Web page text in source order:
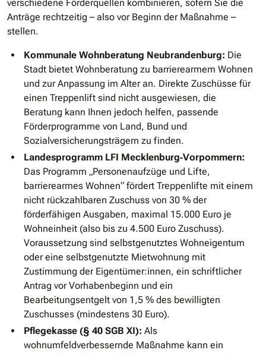
verschiedene Förderquellen kombinieren, sofern Sie die
Anträge rechtzeitig – also vor Beginn der Maßnahme –
stellen.
Kommunale Wohnberatung Neubrandenburg: Die
Stadt bietet Wohnberatung zu barrierearmem Wohnen
und zur Anpassung im Alter an. Direkte Zuschüsse für
einen Treppenlift sind nicht ausgewiesen, die
Beratung kann Ihnen jedoch helfen, passende
Förderprogramme von Land, Bund und
Sozialversicherungsträgern zu finden.
Landesprogramm LFI Mecklenburg‐Vorpommern:
Das Programm „Personenaufzüge und Lifte,
barrierearmes Wohnen“ fördert Treppenlifte mit einem
nicht rückzahlbaren Zuschuss von 30 % der
förderfähigen Ausgaben, maximal 15.000 Euro je
Wohneinheit (also bis zu 4.500 Euro Zuschuss).
Voraussetzung sind selbstgenutztes Wohneigentum
oder eine selbstgenutzte Mietwohnung mit
Zustimmung der Eigentümer:innen, ein schriftlicher
Antrag vor Vorhabenbeginn und ein
Bearbeitungsentgelt von 1,5 % des bewilligten
Zuschusses (mindestens 30 Euro).
Pflegekasse (§ 40 SGB XI): Als
wohnumfeldverbessernde Maßnahme kann ein